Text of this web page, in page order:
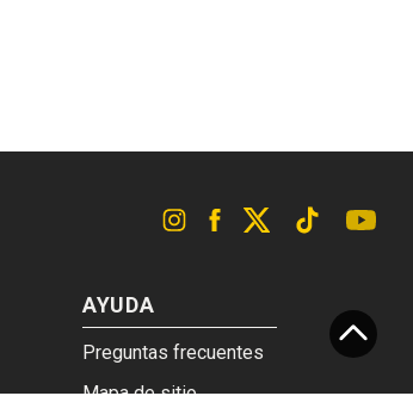
AYUDA
Preguntas frecuentes